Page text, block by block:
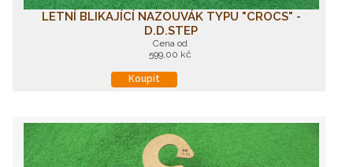
LETNÍ BLIKAJÍCÍ NAZOUVÁK TYPU "CROCS" -
D.D.STEP
Cena od
599,00 kč
Koupit